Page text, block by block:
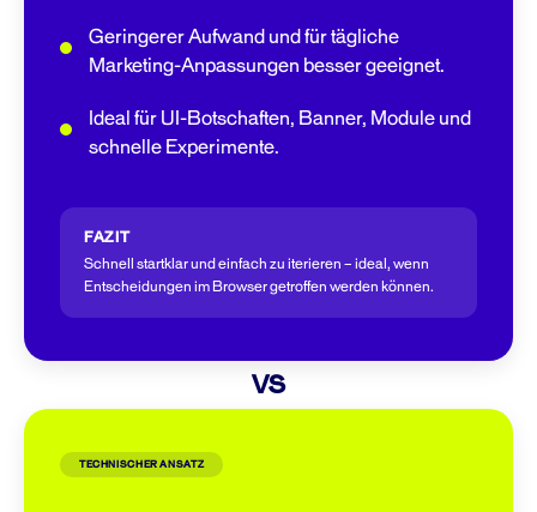
Geringerer Aufwand und für tägliche
Marketing-Anpassungen besser geeignet.
Ideal für UI-Botschaften, Banner, Module und
schnelle Experimente.
FAZIT
Schnell startklar und einfach zu iterieren – ideal, wenn
Entscheidungen im Browser getroffen werden können.
VS
TECHNISCHER ANSATZ